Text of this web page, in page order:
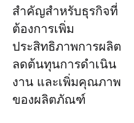
สำคัญสำหรับธุรกิจที่
ต้องการเพิ่ม
ประสิทธิภาพการผลิต
ลดต้นทุนการดำเนิน
งาน และเพิ่มคุณภาพ
ของผลิตภัณฑ์